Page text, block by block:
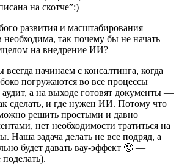
на скотче”:)
развития и масштабирования
так почему бы не начать
на внедрение ИИ?
начинаем с консалтинга, когда
погружаются во все процессы
а на выходе готовят документы —
сделать, и где нужен ИИ. Потому что
решить простыми и давно
нет необходимости тратиться на
Наша задача делать не все подряд, а
будет давать вау-эффект 🙂 —